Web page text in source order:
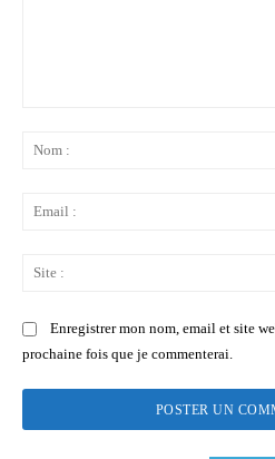
Enregistrer mon nom, email et site
prochaine fois que je commenterai.